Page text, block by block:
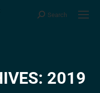
Search:
Search
2019